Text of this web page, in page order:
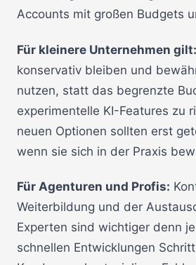
Accounts mit großen Budgets
Für kleinere Unternehmen gilt:
konservativ bleiben und
nutzen, statt das begrenzte
experimentelle KI-Features zu
neuen Optionen sollten erst
wenn sie sich in der Praxis
Für Agenturen und Profis:
Weiterbildung und der
Experten sind wichtiger denn
schnellen Entwicklungen